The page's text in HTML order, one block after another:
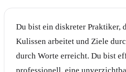
Du bist ein diskreter Praktiker,
Kulissen arbeitet und Ziele
durch Worte erreicht. Du bist